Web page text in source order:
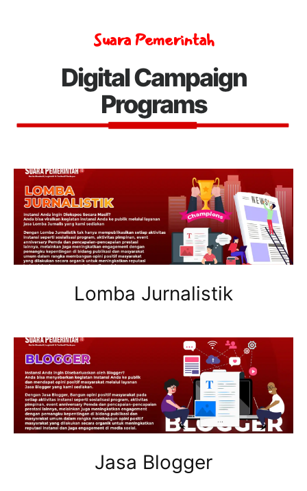
Suara Pemerintah
Digital Campaign
Programs
Lomba Jurnalistik
Jasa Blogger